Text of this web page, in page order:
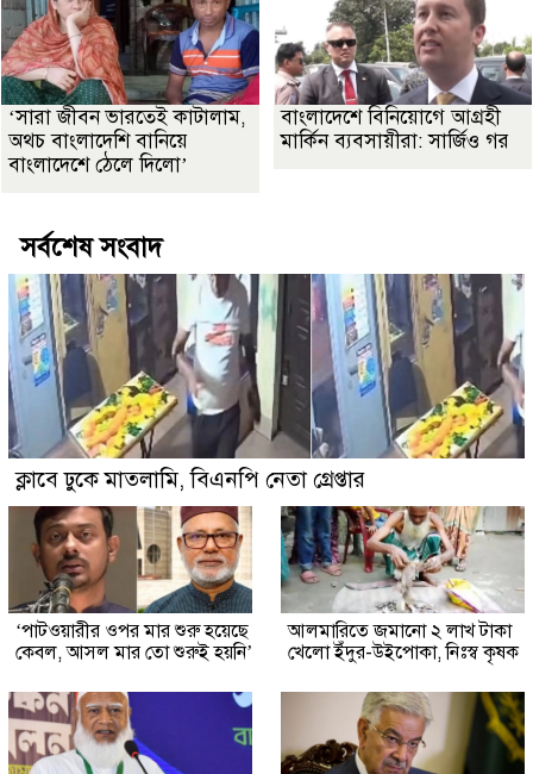
‘সারা জীবন ভারতেই কাটালাম,
অথচ বাংলাদেশি বানিয়ে
বাংলাদেশে ঠেলে দিলো’
বাংলাদেশে বিনিয়োগে আগ্রহী
মার্কিন ব্যবসায়ীরা: সার্জিও গর
সর্বশেষ সংবাদ
ক্লাবে ঢুকে মাতলামি, বিএনপি নেতা গ্রেপ্তার
‘পাটওয়ারীর ওপর মার শুরু হয়েছে
কেবল, আসল মার তো শুরুই হয়নি’
আলমারিতে জমানো ২ লাখ টাকা
খেলো ইঁদুর-উইপোকা, নিঃস্ব কৃষক